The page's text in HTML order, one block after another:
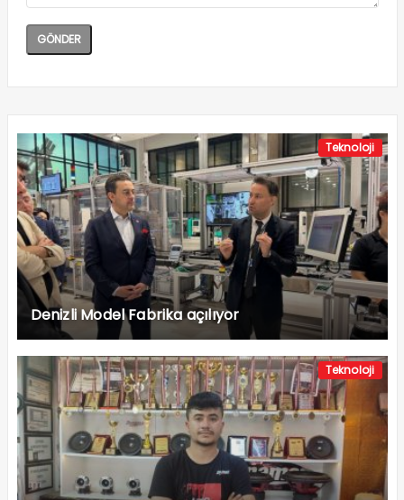
Teknoloji
Denizli Model Fabrika açılıyor
Teknoloji